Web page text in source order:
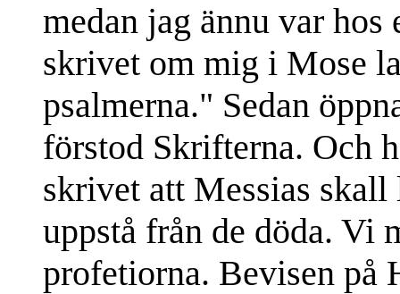
medan jag ännu var
skrivet om mig i Mose
psalmerna." Sedan
förstod Skrifterna. Och
skrivet att Messias skall
uppstå från de döda. Vi
profetiorna. Bevisen på